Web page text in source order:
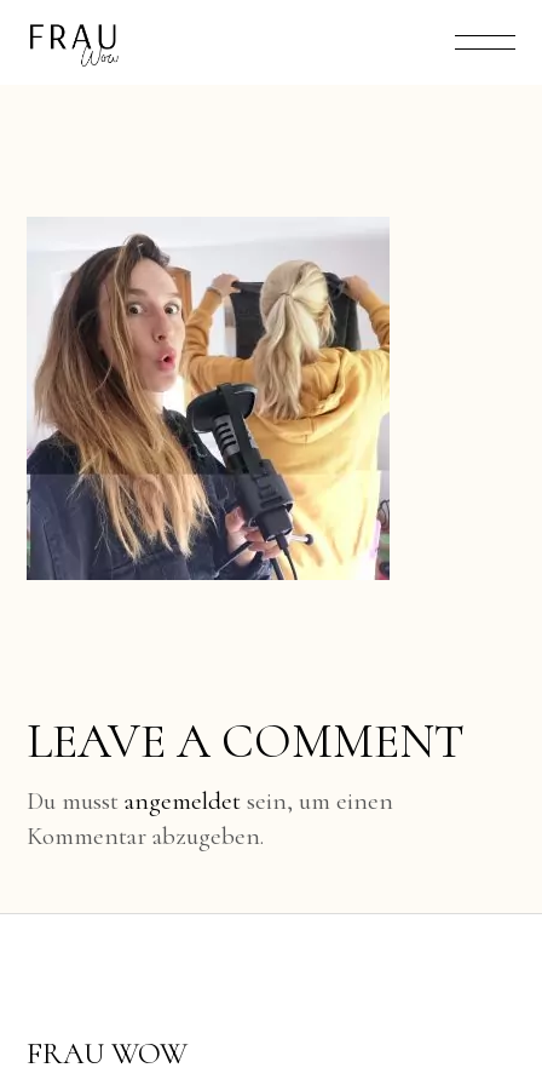
LEAVE A COMMENT
Du musstangemeldet sein, um einen
Kommentar abzugeben.
FRAU WOW